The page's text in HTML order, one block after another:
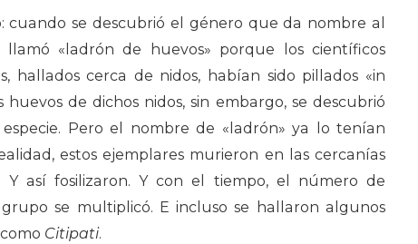
cuando se descubrió el género que da nombre al
«ladrón de huevos» porque los científicos
hallados cerca de nidos, habían sido pillados «in
de dichos nidos, sin embargo, se descubrió
Pero el nombre de «ladrón» ya lo tenían
estos ejemplares murieron en las cercanías
Y así fosilizaron. Y con el tiempo, el número de
se multiplicó. E incluso se hallaron algunos
Citipati.